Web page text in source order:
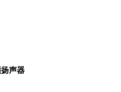
声器